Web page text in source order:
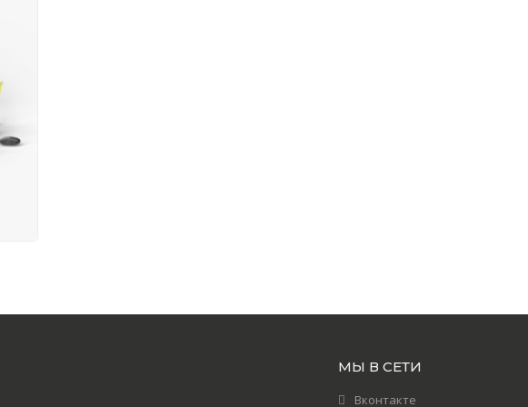
МЫ В СЕТИ
Вконтакте